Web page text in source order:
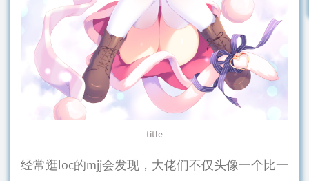
title
经常逛loc的mjj会发现，大佬们不仅头像一个比一